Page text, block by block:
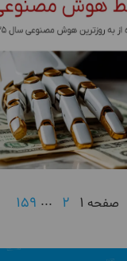
صفحه 1
2
...
159